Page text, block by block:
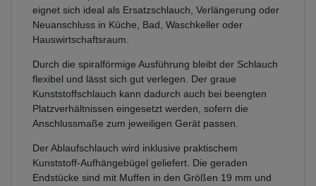
eignet sich ideal als Ersatzschlauch, Verlängerung oder
Neuanschluss in Küche, Bad, Waschkeller oder
Hauswirtschaftsraum.
Durch die spiralförmige Ausführung bleibt der Schlauch
flexibel und lässt sich gut verlegen. Der graue
Kunststoffschlauch kann dadurch auch bei beengten
Platzverhältnissen eingesetzt werden, sofern die
Anschlussmaße zum jeweiligen Gerät passen.
Der Ablaufschlauch wird inklusive praktischem
Kunststoff-Aufhängebügel geliefert. Die geraden
Endstücke sind mit Muffen in den Größen 19 mm und